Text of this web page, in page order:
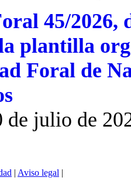
45/2026,
plantilla
Foral de
julio de
| Aviso legal |